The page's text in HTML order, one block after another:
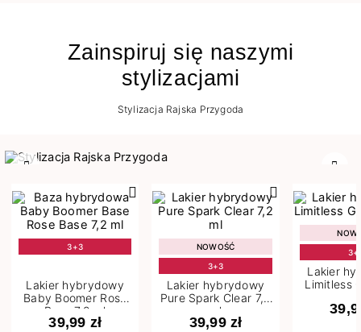
Zainspiruj się naszymi
stylizacjami
Stylizacja Rajska Przygoda
3+3
Lakier hybrydowy
Baby Boomer Rose
Base 7,2 ml
39,99 zł
NOWOŚĆ
3+3
Lakier hybrydowy
Pure Spark Clear 7,2
ml
39,99 zł
Lakier
Limitless